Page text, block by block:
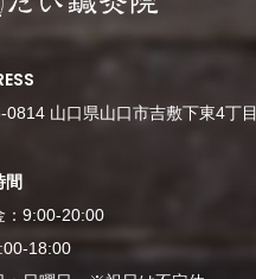
0814 山口県山口市吉敷下東4丁
間
：9:00-20:00
18:00